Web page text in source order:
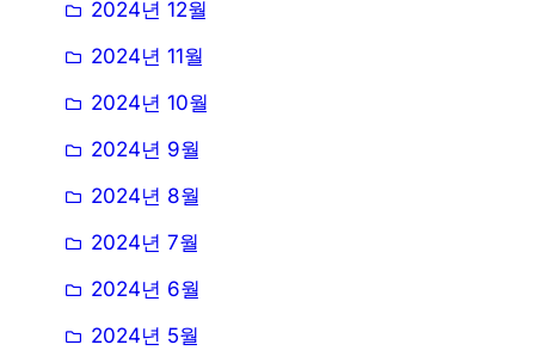
2024년 12월
2024년 11월
2024년 10월
2024년 9월
2024년 8월
2024년 7월
2024년 6월
2024년 5월